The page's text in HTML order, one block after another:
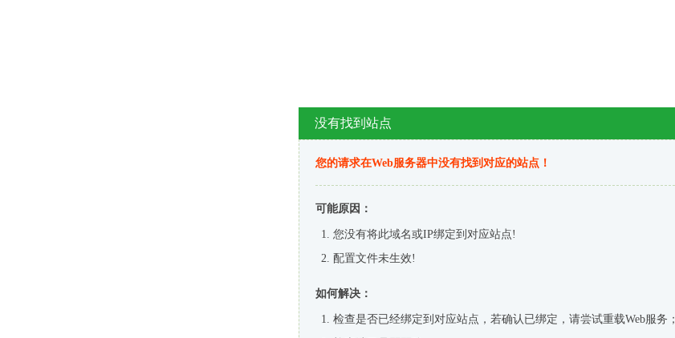
没有找到站点
您的请求在Web服务器中没有找到对应的站点！
可能原因：
您没有将此域名或IP绑定到对应站点!
配置文件未生效!
如何解决：
检查是否已经绑定到对应站点，若确认已绑定，请尝试重载Web服务；